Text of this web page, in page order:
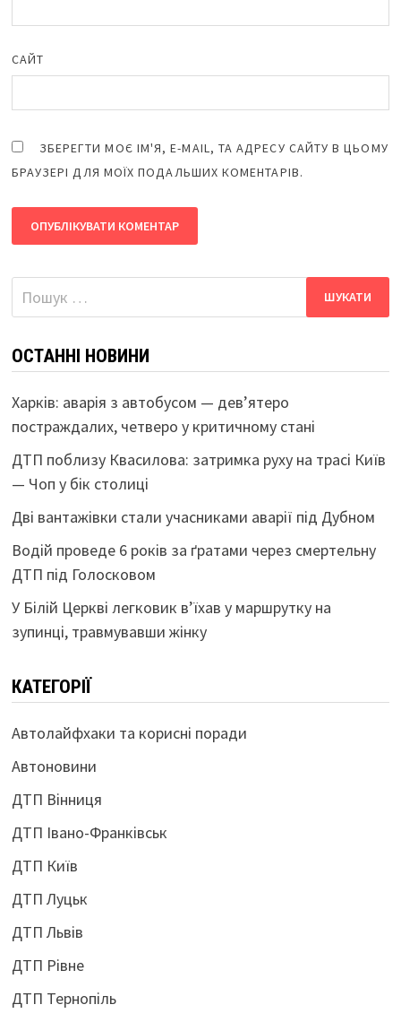
САЙТ
ЗБЕРЕГТИ МОЄ ІМ'Я, E-MAIL, ТА АДРЕСУ САЙТУ В ЦЬОМУ
БРАУЗЕРІ ДЛЯ МОЇХ ПОДАЛЬШИХ КОМЕНТАРІВ.
Пошук:
ОСТАННІ НОВИНИ
Харків: аварія з автобусом — дев’ятеро
постраждалих, четверо у критичному стані
ДТП поблизу Квасилова: затримка руху на трасі Київ
— Чоп у бік столиці
Дві вантажівки стали учасниками аварії під Дубном
Водій проведе 6 років за ґратами через смертельну
ДТП під Голосковом
У Білій Церкві легковик в’їхав у маршрутку на
зупинці, травмувавши жінку
КАТЕГОРІЇ
Автолайфхаки та корисні поради
Автоновини
ДТП Вінниця
ДТП Івано-Франківськ
ДТП Київ
ДТП Луцьк
ДТП Львів
ДТП Рівне
ДТП Тернопіль